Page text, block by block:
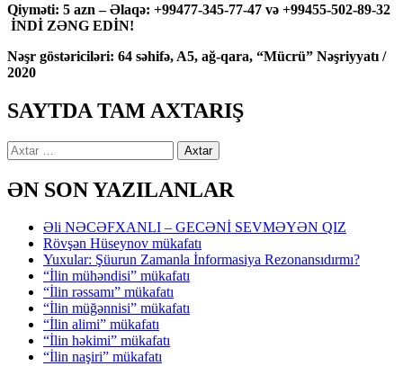
Qiyməti: 5 azn – Əlaqə: +99477-345-77-47 və +99455-502-89-32
İNDİ ZƏNG EDİN!
Nəşr göstəriciləri: 64 səhifə, A5, ağ-qara, “Mücrü” Nəşriyyatı /
2020
SAYTDA TAM AXTARIŞ
Axtarış:
ƏN SON YAZILANLAR
Əli NƏCƏFXANLI – GECƏNİ SEVMƏYƏN QIZ
Rövşən Hüseynov mükafatı
Yuxular: Şüurun Zamanla İnformasiya Rezonansıdırmı?
“İlin mühəndisi” mükafatı
“İlin rəssamı” mükafatı
“İlin müğənnisi” mükafatı
“İlin alimi” mükafatı
“İlin həkimi” mükafatı
“İlin naşiri” mükafatı